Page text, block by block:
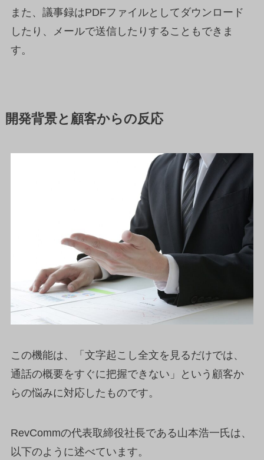
また、議事録はPDFファイルとしてダウンロード
したり、メールで送信したりすることもできま
す。
開発背景と顧客からの反応
この機能は、「文字起こし全文を見るだけでは、
通話の概要をすぐに把握できない」という顧客か
らの悩みに対応したものです。
RevCommの代表取締役社長である山本浩一氏は、
以下のように述べています。